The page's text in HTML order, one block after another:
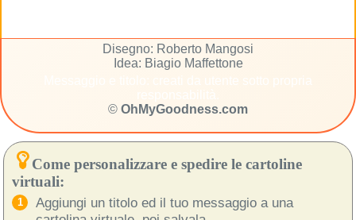
Disegno: Roberto Mangosi
Idea: Biagio Maffettone
© OhMyGoodness.com
Come personalizzare e spedire le cartoline
virtuali:
Aggiungi un titolo ed il tuo messaggio a una